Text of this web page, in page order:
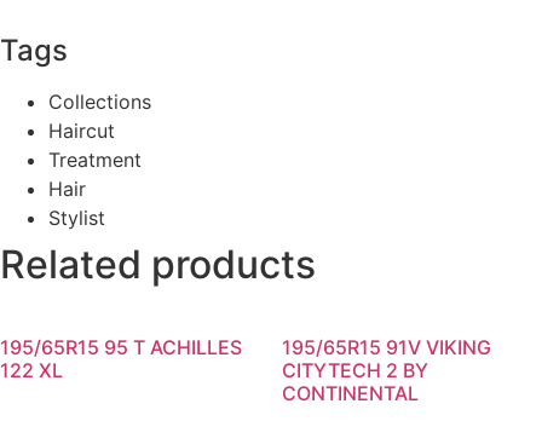
Tags
Collections
Haircut
Treatment
Hair
Stylist
Related products
195/65R15 95 T ACHILLES
122 XL
195/65R15 91V VIKING
CITYTECH 2 BY
CONTINENTAL